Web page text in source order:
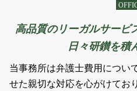
高品質のリーガルサービ
日々研鑚を積
当事務所は弁護士費用につい
せた親切な対応を心がけてお